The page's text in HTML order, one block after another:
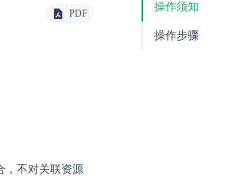
PDF
，不对关联资源
操作须知
操作步骤